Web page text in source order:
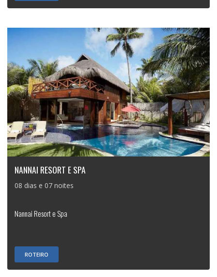
NANNAI RESORT E SPA
08 dias e 07 noites
Nannai Resort e Spa
ROTEIRO